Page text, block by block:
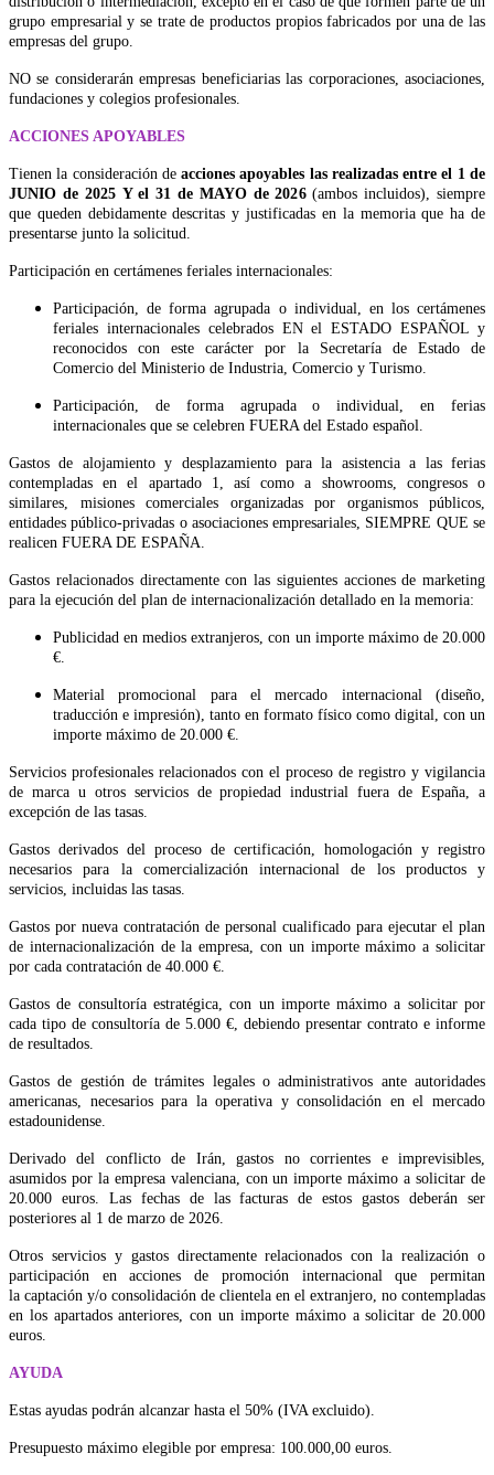
grupo empresarial y se trate de productos propios fabricados por una de las
empresas del grupo.
NO se considerarán empresas beneficiarias las corporaciones, asociaciones,
fundaciones y colegios profesionales.
ACCIONES APOYABLES
Tienen la consideración deacciones apoyables las realizadas entre el 1 de
JUNIO de 2025 Y el 31 de MAYO de 2026(ambos incluidos), siempre
que queden debidamente descritas y justificadas en la memoria que ha de
presentarse junto la solicitud.
Participación en certámenes feriales internacionales:
Participación, de forma agrupada o individual, en los certámenes
feriales internacionales celebrados EN el ESTADO ESPAÑOL y
reconocidos con este carácter por la Secretaría de Estado de
Comercio del Ministerio de Industria, Comercio y Turismo.
Participación, de forma agrupada o individual, en ferias
internacionales que se celebren FUERA del Estado español.
Gastos de alojamiento y desplazamiento para la asistencia a las ferias
contempladas en el apartado 1, así como a showrooms, congresos o
similares, misiones comerciales organizadas por organismos públicos,
entidades público-privadas o asociaciones empresariales, SIEMPRE QUE se
realicen FUERA DE ESPAÑA.
Gastos relacionados directamente con las siguientes acciones de marketing
para la ejecución del plan de internacionalización detallado en la memoria:
Publicidad en medios extranjeros, con un importe máximo de 20.000
€.
Material promocional para el mercado internacional (diseño,
traducción e impresión), tanto en formato físico como digital, con un
importe máximo de 20.000 €.
Servicios profesionales relacionados con el proceso de registro y vigilancia
de marca u otros servicios de propiedad industrial fuera de España, a
excepción de las tasas.
Gastos derivados del proceso de certificación, homologación y registro
necesarios para la comercialización internacional de los productos y
servicios, incluidas las tasas.
Gastos por nueva contratación de personal cualificado para ejecutar el plan
de internacionalización de la empresa, con un importe máximo a solicitar
por cada contratación de 40.000 €.
Gastos de consultoría estratégica, con un importe máximo a solicitar por
cada tipo de consultoría de 5.000 €, debiendo presentar contrato e informe
de resultados.
Gastos de gestión de trámites legales o administrativos ante autoridades
americanas, necesarios para la operativa y consolidación en el mercado
estadounidense.
Derivado del conflicto de Irán, gastos no corrientes e imprevisibles,
asumidos por la empresa valenciana, con un importe máximo a solicitar de
20.000 euros. Las fechas de las facturas de estos gastos deberán ser
posteriores al 1 de marzo de 2026.
Otros servicios y gastos directamente relacionados con la realización o
participación en acciones de promoción internacional que permitan
la captación y/o consolidación de clientela en el extranjero, no contempladas
en los apartados anteriores, con un importe máximo a solicitar de 20.000
euros.
AYUDA
Estas ayudas podrán alcanzar hasta el 50% (IVA excluido).
Presupuesto máximo elegible por empresa: 100.000,00 euros.